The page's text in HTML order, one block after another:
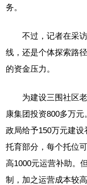
务。
不过，记者在采
线，还是个体探索路
的资金压力。
为建设三围社区
康集团投资800多万
政局给予150万元建设
托育部分，每个托位
高1000元运营补助。
制，加之运营成本较